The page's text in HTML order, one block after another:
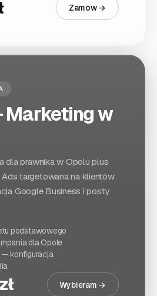
Zamów →
Marketingw
dlaprawnikaw Opolu plus
targetowana na klientów
Google Business i posty
podstawowego
dlaOpole
konfiguracja
Wybieram →